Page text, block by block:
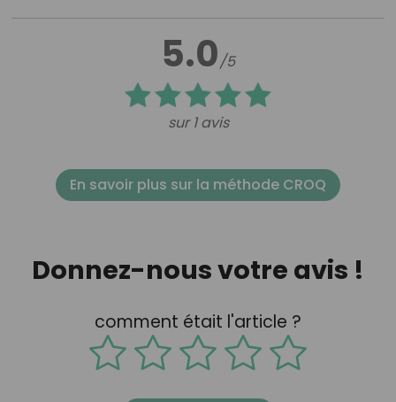
5.0/5
sur 1 avis
En savoir plus sur la méthode CROQ
Donnez-nous votre avis !
comment était l'article ?